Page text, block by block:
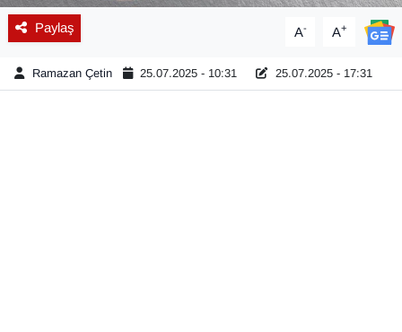
Paylaş A- A+
Ramazan Çetin 25.07.2025 - 10:31 25.07.2025 - 17:31
EKONOMİ
Eleman